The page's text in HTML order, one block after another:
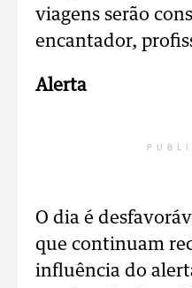
viagens serão
encantador,
Alerta
O dia é
que continuam
influência do